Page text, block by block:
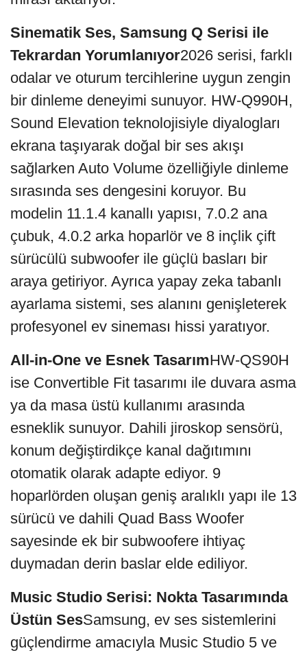
Sinematik Ses, Samsung Q Serisi ile
Tekrardan Yorumlanıyor2026 serisi, farklı
odalar ve oturum tercihlerine uygun zengin
bir dinleme deneyimi sunuyor. HW-Q990H,
Sound Elevation teknolojisiyle diyalogları
ekrana taşıyarak doğal bir ses akışı
sağlarken Auto Volume özelliğiyle dinleme
sırasında ses dengesini koruyor. Bu
modelin 11.1.4 kanallı yapısı, 7.0.2 ana
çubuk, 4.0.2 arka hoparlör ve 8 inçlik çift
sürücülü subwoofer ile güçlü basları bir
araya getiriyor. Ayrıca yapay zeka tabanlı
ayarlama sistemi, ses alanını genişleterek
profesyonel ev sineması hissi yaratıyor.
All-in-One ve Esnek TasarımHW-QS90H
ise Convertible Fit tasarımı ile duvara asma
ya da masa üstü kullanımı arasında
esneklik sunuyor. Dahili jiroskop sensörü,
konum değiştirdikçe kanal dağıtımını
otomatik olarak adapte ediyor. 9
hoparlörden oluşan geniş aralıklı yapı ile 13
sürücü ve dahili Quad Bass Woofer
sayesinde ek bir subwoofere ihtiyaç
duymadan derin baslar elde ediliyor.
Music Studio Serisi: Nokta Tasarımında
Üstün SesSamsung, ev ses sistemlerini
güçlendirme amacıyla Music Studio 5 ve